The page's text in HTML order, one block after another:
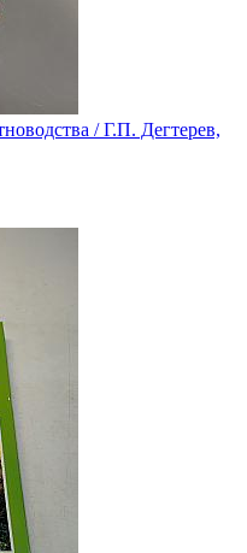
/ Г.П. Дегтерев,